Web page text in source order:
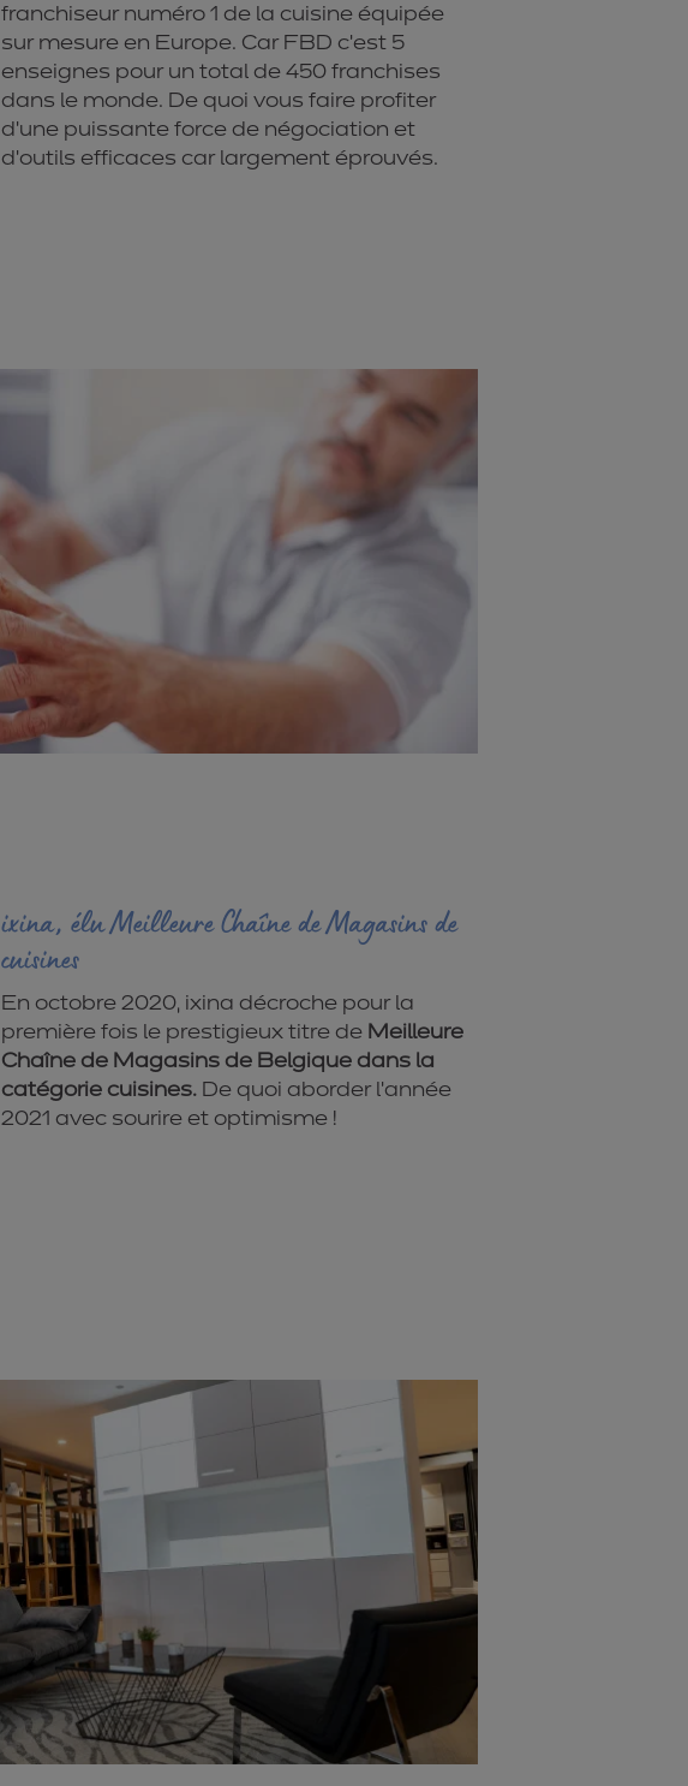
franchiseur numéro 1 de la cuisine équipée
sur mesure en Europe. Car FBD c’est 5
enseignes pour un total de 450 franchises
dans le monde. De quoi vous faire profiter
d’une puissante force de négociation et
d’outils efficaces car largement éprouvés.
ixina, élu Meilleure Chaîne de Magasins de
cuisines
En octobre 2020, ixina décroche pour la
première fois le prestigieux titre de Meilleure
Chaîne de Magasins de Belgique dans la
catégorie cuisines. De quoi aborder l’année
2021 avec sourire et optimisme !